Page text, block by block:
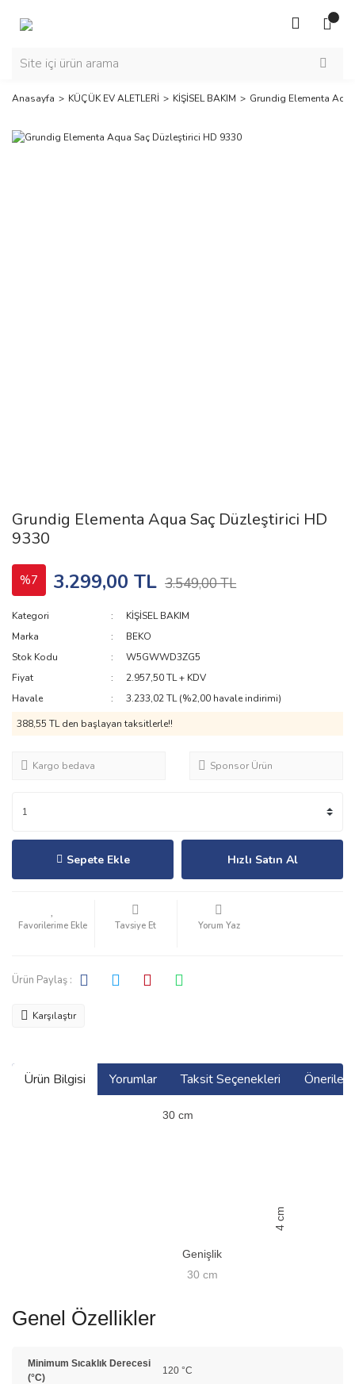
Anasayfa KÜÇÜK EV ALETLERİ KİŞİSEL BAKIM Grundig Elementa
Grundig Elementa Aqua Saç Düzleştirici HD
9330
%7 3.299,00 TL 3.549,00 TL
Kategori
KİŞİSEL BAKIM
Marka
BEKO
Stok Kodu
W5GWWD3ZG5
Fiyat
2.957,50 TL + KDV
Havale
3.233,02 TL (%2,00 havale indirimi)
388,55 TL den başlayan taksitlerle!!
Kargo bedava Sponsor Ürün
Sepete Ekle Hızlı Satın Al
Tavsiye Et Yorum Yaz
Ürün Paylaş :
Karşılaştır
Ürün Bilgisi Yorumlar Taksit Seçenekleri
30cm
4
cm
Genişlik
30 cm
Genel Özellikler
Minimum Sıcaklık Derecesi
(°C)
120 °C